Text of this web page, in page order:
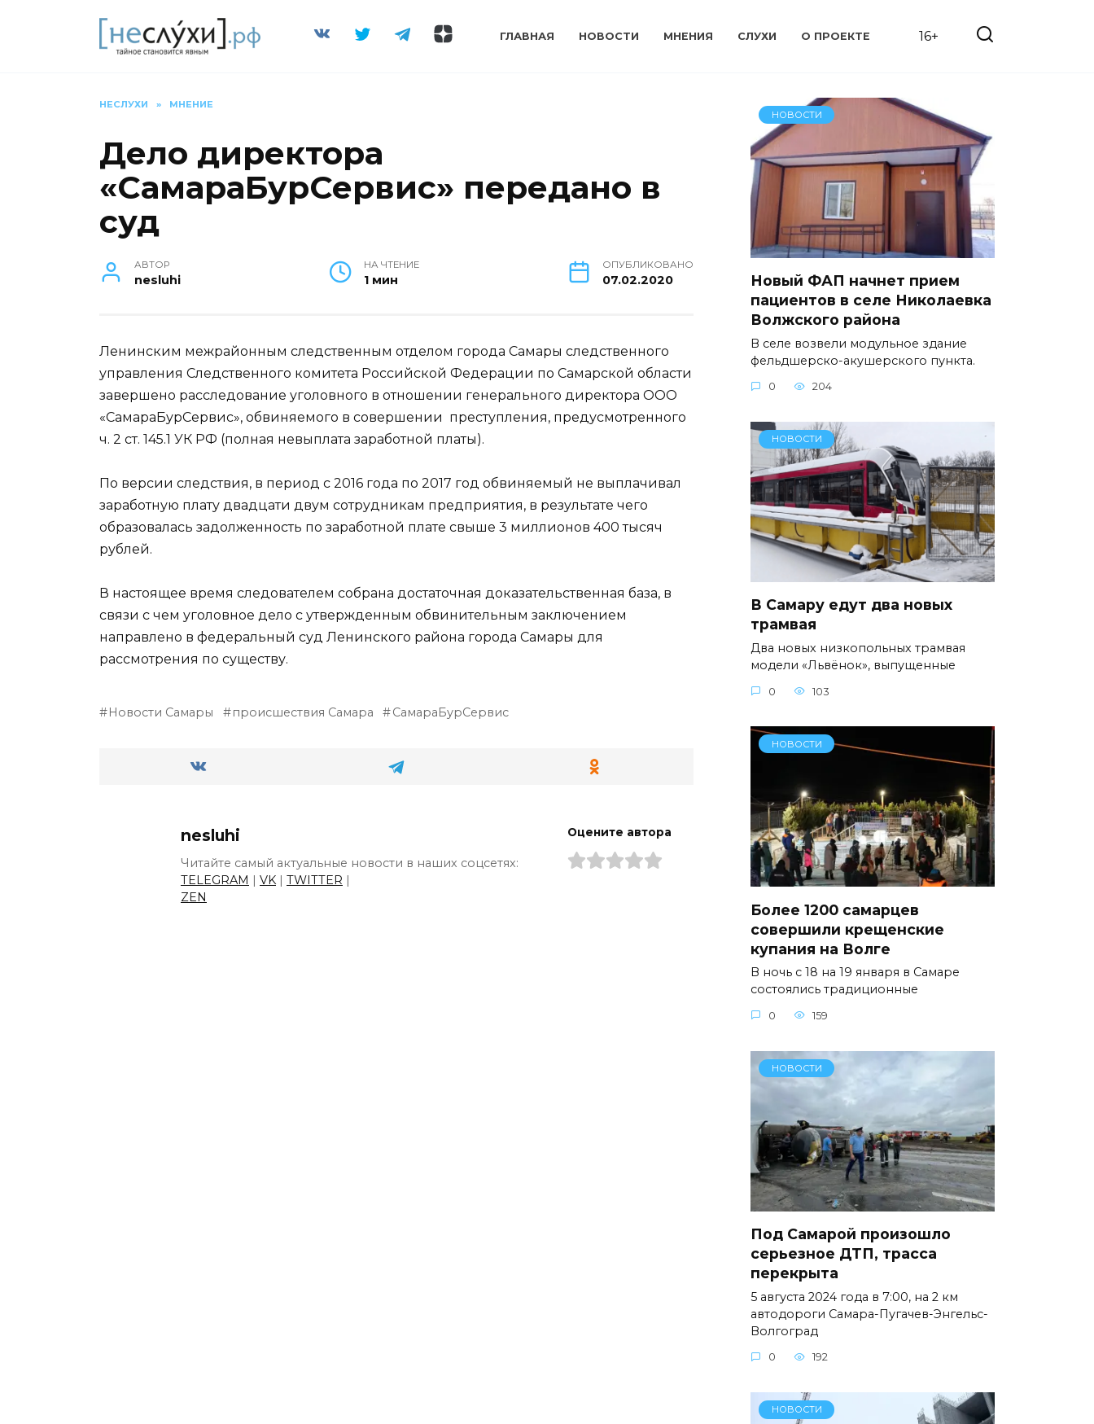
ГЛАВНАЯ НОВОСТИ МНЕНИЯ СЛУХИ О ПРОЕКТЕ 16+
НЕСЛУХИ » МНЕНИЕ
Дело директора
«СамараБурСервис» передано в
суд
АВТОР
nesluhi
НА ЧТЕНИЕ
1 мин
ОПУБЛИКОВАНО
07.02.2020
Ленинским межрайонным следственным отделом города Самары следственного
управления Следственного комитета Российской Федерации по Самарской области
завершено расследование уголовного в отношении генерального директора ООО
«СамараБурСервис», обвиняемого в совершении преступления, предусмотренного
ч. 2 ст. 145.1 УК РФ (полная невыплата заработной платы).
По версии следствия, в период с 2016 года по 2017 год обвиняемый не выплачивал
заработную плату двадцати двум сотрудникам предприятия, в результате чего
образовалась задолженность по заработной плате свыше 3 миллионов 400 тысяч
рублей.
В настоящее время следователем собрана достаточная доказательственная база, в
связи с чем уголовное дело с утвержденным обвинительным заключением
направлено в федеральный суд Ленинского района города Самары для
рассмотрения по существу.
Новости Самары происшествия Самара СамараБурСервис
nesluhi
Читайте самый актуальные новости в наших соцсетях:
TELEGRAM | VK | TWITTER |
ZEN
Оцените автора
НОВОСТИ
Новый ФАП начнет прием
пациентов в селе Николаевка
Волжского района
В селе возвели модульное здание
фельдшерско-акушерского пункта.
0 204
НОВОСТИ
В Самару едут два новых
трамвая
Два новых низкопольных трамвая
модели «Львёнок», выпущенные
0 103
НОВОСТИ
Более 1200 самарцев
совершили крещенские
купания на Волге
В ночь с 18 на 19 января в Самаре
состоялись традиционные
0 159
НОВОСТИ
Под Самарой произошло
серьезное ДТП, трасса
перекрыта
5 августа 2024 года в 7:00, на 2 км
автодороги Самара-Пугачев-Энгельс-
Волгоград
0 192
НОВОСТИ